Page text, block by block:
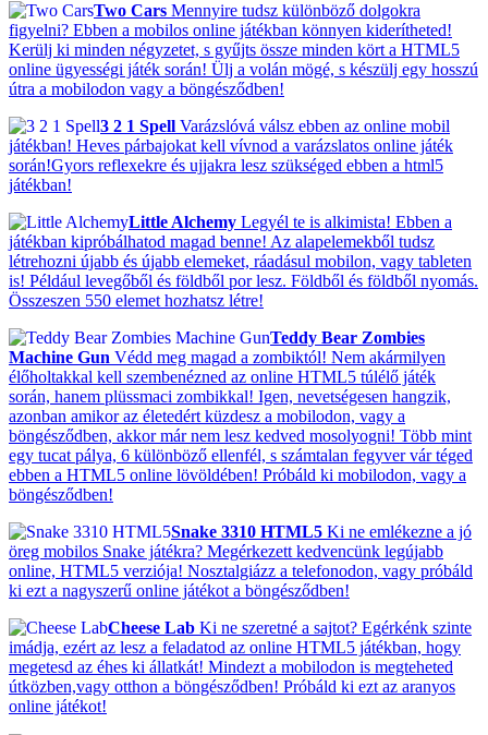
Two Cars Mennyire tudsz különböző dolgokra
figyelni? Ebben a mobilos online játékban könnyen kiderítheted!
Kerülj ki minden négyzetet, s gyűjts össze minden kört a HTML5
online ügyességi játék során! Ülj a volán mögé, s készülj egy hosszú
útra a mobilodon vagy a böngésződben!
3 2 1 Spell Varázslóvá válsz ebben az online mobil
játékban! Heves párbajokat kell vívnod a varázslatos online játék
során!Gyors reflexekre és ujjakra lesz szükséged ebben a html5
játékban!
Little Alchemy Legyél te is alkimista! Ebben a
játékban kipróbálhatod magad benne! Az alapelemekből tudsz
létrehozni újabb és újabb elemeket, ráadásul mobilon, vagy tableten
is! Például levegőből és földből por lesz. Földből és földből nyomás.
Összeszen 550 elemet hozhatsz létre!
Teddy Bear Zombies
Machine Gun Védd meg magad a zombiktól! Nem akármilyen
élőholtakkal kell szembenézned az online HTML5 túlélő játék
során, hanem plüssmaci zombikkal! Igen, nevetségesen hangzik,
azonban amikor az életedért küzdesz a mobilodon, vagy a
böngésződben, akkor már nem lesz kedved mosolyogni! Több mint
egy tucat pálya, 6 különböző ellenfél, s számtalan fegyver vár téged
ebben a HTML5 online lövöldében! Próbáld ki mobilodon, vagy a
böngésződben!
Snake 3310 HTML5 Ki ne emlékezne a jó
öreg mobilos Snake játékra? Megérkezett kedvencünk legújabb
online, HTML5 verziója! Nosztalgiázz a telefonodon, vagy próbáld
ki ezt a nagyszerű online játékot a böngésződben!
Cheese Lab Ki ne szeretné a sajtot? Egérkénk szinte
imádja, ezért az lesz a feladatod az online HTML5 játékban, hogy
megetesd az éhes ki állatkát! Mindezt a mobilodon is megteheted
útközben,vagy otthon a böngésződben! Próbáld ki ezt az aranyos
online játékot!